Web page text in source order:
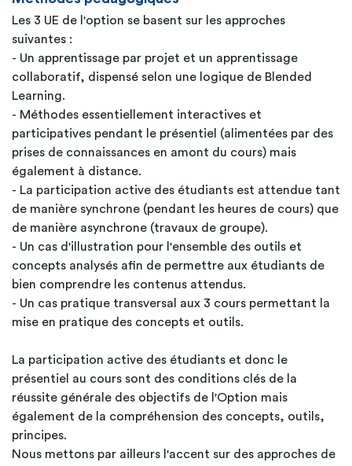
Les 3 UE de l'option se basent sur les approches
suivantes :
- Un apprentissage par projet et un apprentissage
collaboratif, dispensé selon une logique de Blended
Learning.
- Méthodes essentiellement interactives et
participatives pendant le présentiel (alimentées par des
prises de connaissances en amont du cours) mais
également à distance.
- La participation active des étudiants est attendue tant
de manière synchrone (pendant les heures de cours) que
de manière asynchrone (travaux de groupe).
- Un cas d'illustration pour l'ensemble des outils et
concepts analysés afin de permettre aux étudiants de
bien comprendre les contenus attendus.
- Un cas pratique transversal aux 3 cours permettant la
mise en pratique des concepts et outils.
La participation active des étudiants et donc le
présentiel au cours sont des conditions clés de la
réussite générale des objectifs de l'Option mais
également de la compréhension des concepts, outils,
principes.
Nous mettons par ailleurs l'accent sur des approches de